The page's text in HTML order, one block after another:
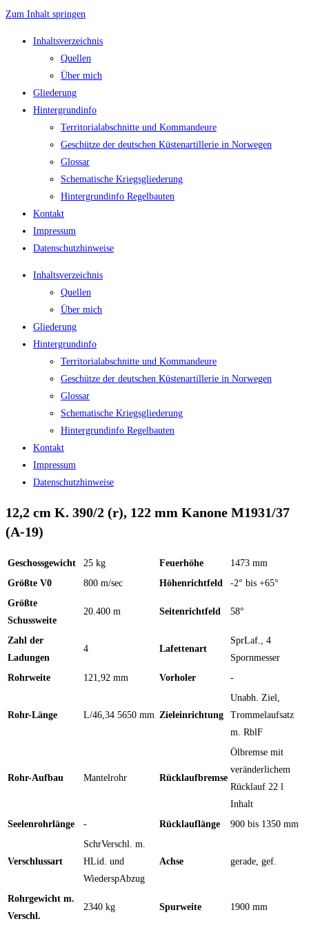
Zum Inhalt springen
Inhaltsverzeichnis
Quellen
Über mich
Gliederung
Hintergrundinfo
Territorialabschnitte und Kommandeure
Geschütze der deutschen Küstenartillerie in Norwegen
Glossar
Schematische Kriegsgliederung
Hintergrundinfo Regelbauten
Kontakt
Impressum
Datenschutzhinweise
Inhaltsverzeichnis
Quellen
Über mich
Gliederung
Hintergrundinfo
Territorialabschnitte und Kommandeure
Geschütze der deutschen Küstenartillerie in Norwegen
Glossar
Schematische Kriegsgliederung
Hintergrundinfo Regelbauten
Kontakt
Impressum
Datenschutzhinweise
12,2 cm K. 390/2 (r), 122 mm Kanone M1931/37
(A-19)
Geschossgewicht 25 kg Feuerhöhe
1473 mm
Größte V0
800 m/sec Höhenrichtfeld
-2° bis +65°
Größte
Schussweite
20.400 m Seitenrichtfeld 58°
Zahl der
Ladungen
4 Lafettenart
SprLaf., 4
Spornmesser
Rohrweite
121,92 mm Vorholer -
Rohr-Länge L/46,34 5650 mm Zieleinrichtung
Unabh. Ziel,
Trommelaufsatz
m. RblF
Rohr-Aufbau Mantelrohr Rücklaufbremse
Ölbremse mit
veränderlichem
Rücklauf 22 l
Inhalt
Seelenrohrlänge
- Rücklauflänge 900 bis 1350 mm
Verschlussart
SchrVerschl. m.
HLid. und
WiederspAbzug
Achse gerade, gef.
Rohrgewicht m.
Verschl.
2340 kg Spurweite 1900 mm